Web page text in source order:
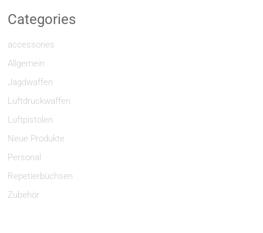
Categories
accessories
Allgemein
Jagdwaffen
Luftdruckwaffen
Luftpistolen
Neue Produkte
Personal
Repetierbüchsen
Zubehör